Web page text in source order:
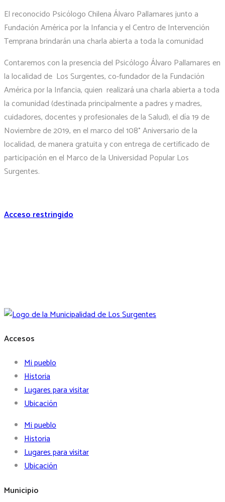
El reconocido Psicólogo Chilena Álvaro Pallamares junto a
Fundación América por la Infancia y el Centro de Intervención
Temprana brindarán una charla abierta a toda la comunidad
Contaremos con la presencia del Psicólogo Álvaro Pallamares en
la localidad de Los Surgentes, co-fundador de la Fundación
América por la Infancia, quien realizará una charla abierta a toda
la comunidad (destinada principalmente a padres y madres,
cuidadores, docentes y profesionales de la Salud), el día 19 de
Noviembre de 2019, en el marco del 108° Aniversario de la
localidad, de manera gratuita y con entrega de certificado de
participación en el Marco de la Universidad Popular Los
Surgentes.
Acceso restringido
Accesos
Mi pueblo
Historia
Lugares para visitar
Ubicación
Mi pueblo
Historia
Lugares para visitar
Ubicación
Municipio